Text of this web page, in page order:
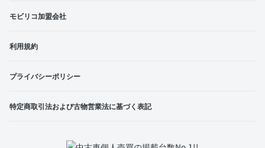
モビリコ加盟会社
利用規約
プライバシーポリシー
特定商取引法および古物営業法に基づく表記